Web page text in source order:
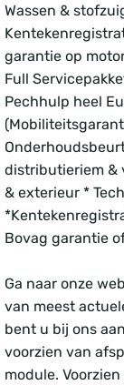
Wassen &
garantie op
Full
Pechhulp heel
distributieriem &
& exterieur *
Bovag garantie
Ga naar onze
van meest
bent u bij ons
voorzien van
module.